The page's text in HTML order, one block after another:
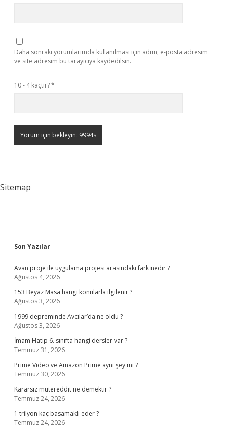
Daha sonraki yorumlarımda kullanılması için adım, e-posta adresim
ve site adresim bu tarayıcıya kaydedilsin.
10 - 4 kaçtır?*
Sitemap
Sidebar
Son Yazılar
Avan proje ile uygulama projesi arasındaki fark nedir ?
Ağustos 4, 2026
153 Beyaz Masa hangi konularla ilgilenir ?
Ağustos 3, 2026
1999 depreminde Avcılar’da ne oldu ?
Ağustos 3, 2026
İmam Hatip 6. sınıfta hangi dersler var ?
Temmuz 31, 2026
Prime Video ve Amazon Prime aynı şey mi ?
Temmuz 30, 2026
Kararsız mütereddit ne demektir ?
Temmuz 24, 2026
1 trilyon kaç basamaklı eder ?
Temmuz 24, 2026